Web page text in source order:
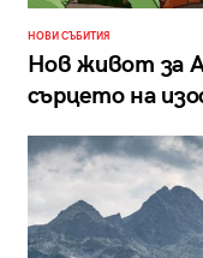
НОВИ СЪБИТИЯ
Нов живот за
сърцето на